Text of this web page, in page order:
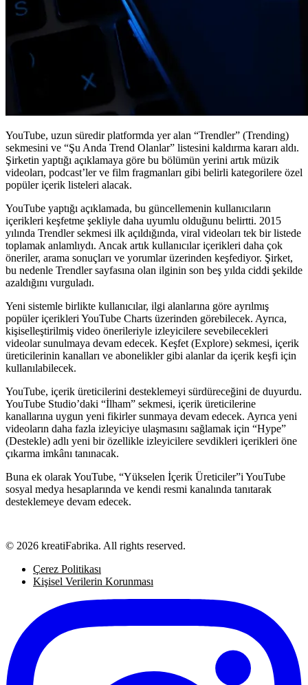
YouTube, uzun süredir platformda yer alan “Trendler” (Trending)
sekmesini ve “Şu Anda Trend Olanlar” listesini kaldırma kararı aldı.
Şirketin yaptığı açıklamaya göre bu bölümün yerini artık müzik
videoları, podcast’ler ve film fragmanları gibi belirli kategorilere özel
popüler içerik listeleri alacak.
YouTube yaptığı açıklamada, bu güncellemenin kullanıcıların
içerikleri keşfetme şekliyle daha uyumlu olduğunu belirtti. 2015
yılında Trendler sekmesi ilk açıldığında, viral videoları tek bir listede
toplamak anlamlıydı. Ancak artık kullanıcılar içerikleri daha çok
öneriler, arama sonuçları ve yorumlar üzerinden keşfediyor. Şirket,
bu nedenle Trendler sayfasına olan ilginin son beş yılda ciddi şekilde
azaldığını vurguladı.
Yeni sistemle birlikte kullanıcılar, ilgi alanlarına göre ayrılmış
popüler içerikleri YouTube Charts üzerinden görebilecek. Ayrıca,
kişiselleştirilmiş video önerileriyle izleyicilere sevebilecekleri
videolar sunulmaya devam edecek. Keşfet (Explore) sekmesi, içerik
üreticilerinin kanalları ve abonelikler gibi alanlar da içerik keşfi için
kullanılabilecek.
YouTube, içerik üreticilerini desteklemeyi sürdüreceğini de duyurdu.
YouTube Studio’daki “İlham” sekmesi, içerik üreticilerine
kanallarına uygun yeni fikirler sunmaya devam edecek. Ayrıca yeni
videoların daha fazla izleyiciye ulaşmasını sağlamak için “Hype”
(Destekle) adlı yeni bir özellikle izleyicilere sevdikleri içerikleri öne
çıkarma imkânı tanınacak.
Buna ek olarak YouTube, “Yükselen İçerik Üreticiler”i YouTube
sosyal medya hesaplarında ve kendi resmi kanalında tanıtarak
desteklemeye devam edecek.
© 2026 kreatiFabrika. All rights reserved.
Çerez Politikası
Kişisel Verilerin Korunması